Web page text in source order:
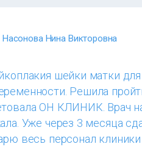
Насонова Нина Викторовна
шейки матки
Решила
ОН КЛИНИК. Врач
Уже через 3 месяца
весь персонал